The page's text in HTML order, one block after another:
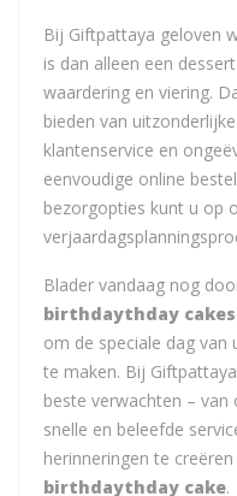
Bij Giftpattaya geloven
is dan alleen een
waardering en viering.
bieden van
klantenservice en
eenvoudige online
bezorgopties kunt u op
Blader vandaag nog
birthdaythday cakes
om de speciale dag
te maken. Bij
beste verwachten –
snelle en beleefde
herinneringen te
birthdaythday cake.